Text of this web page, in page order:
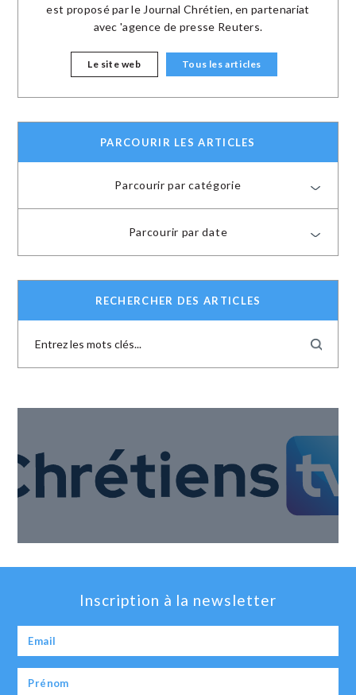
est proposé par le Journal Chrétien, en partenariat
avec 'agence de presse Reuters.
Le site web Tous les articles
PARCOURIR LES ARTICLES
Parcourir par catégorie
Parcourir par date
RECHERCHER DES ARTICLES
Inscription à la newsletter